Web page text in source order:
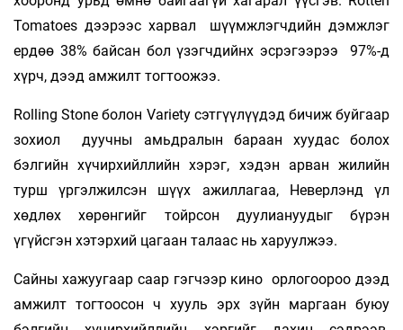
Tomatoes дээрээс харвал шүүмжлэгчдийн дэмжлэг
ердөө 38% байсан бол үзэгчдийнх эсрэгээрээ 97%-д
хүрч, дээд амжилт тогтоожээ.
Rolling Stone болон Variety сэтгүүлүүдэд бичиж буйгаар
зохиол дуучны амьдралын бараан хуудас болох
бэлгийн хүчирхийллийн хэрэг, хэдэн арван жилийн
турш үргэлжилсэн шүүх ажиллагаа, Неверлэнд үл
хөдлөх хөрөнгийг тойрсон дуулиануудыг бүрэн
үгүйсгэн хэтэрхий цагаан талаас нь харуулжээ.
Сайны хажуугаар саар гэгчээр кино орлогоороо дээд
амжилт тогтоосон ч хууль эрх зүйн маргаан буюу